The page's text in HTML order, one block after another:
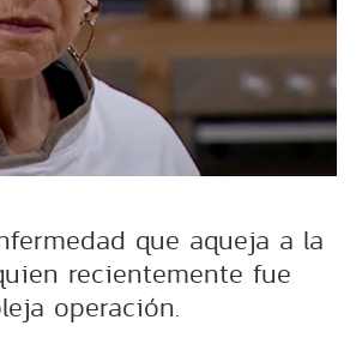
que aqueja a la
recientemente fue
operación.